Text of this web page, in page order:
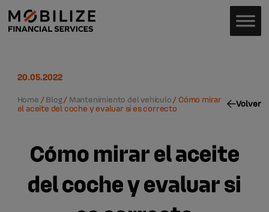
20.05.2022
Home /Blog/ Mantenimiento del vehículo / Cómo mirar
el aceite del coche y evaluar si es correcto
Volver
Cómo mirar el aceite
del coche y evaluar si